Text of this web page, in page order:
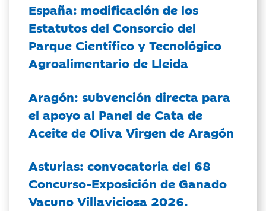
España: modificación de los
Estatutos del Consorcio del
Parque Científico y Tecnológico
Agroalimentario de Lleida
Aragón: subvención directa para
el apoyo al Panel de Cata de
Aceite de Oliva Virgen de Aragón
Asturias: convocatoria del 68
Concurso-Exposición de Ganado
Vacuno Villaviciosa 2026.